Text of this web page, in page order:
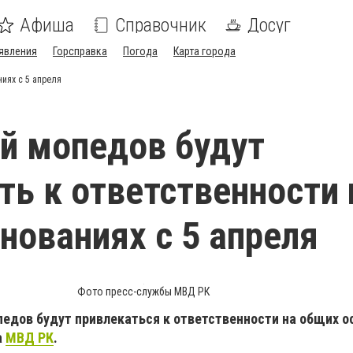
Афиша Справочник Досуг
Горсправка Погода Карта города
с 5 апреля
мопедов будут
к ответственности
с 5 апреля
Фото пресс-службы МВД РК
будут привлекаться к ответственности на общих
МВД РК.